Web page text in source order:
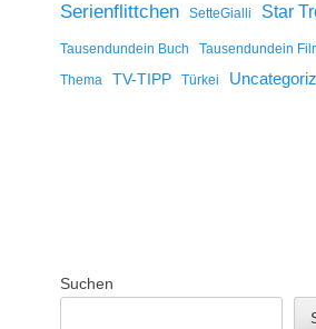
Serienflittchen SetteGialli Star
Tausendundein Buch Tausendundein
Thema TV-TIPP Türkei
Suchen